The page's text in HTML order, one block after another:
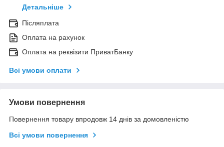
Детальніше
Післяплата
Оплата на рахунок
Оплата на реквізити ПриватБанку
Всі умови оплати
Умови повернення
Повернення товару впродовж 14 днів за домовленістю
Всі умови повернення